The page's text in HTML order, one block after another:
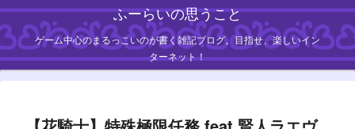
ふーらいの思うこと
ゲーム中心のまるっこいのが書く雑記ブログ。目指せ、楽しいイン
ターネット！